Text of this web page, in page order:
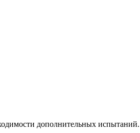
дополнительных испытаний.